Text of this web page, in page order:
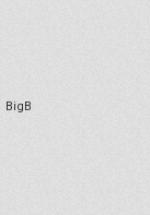
BigB